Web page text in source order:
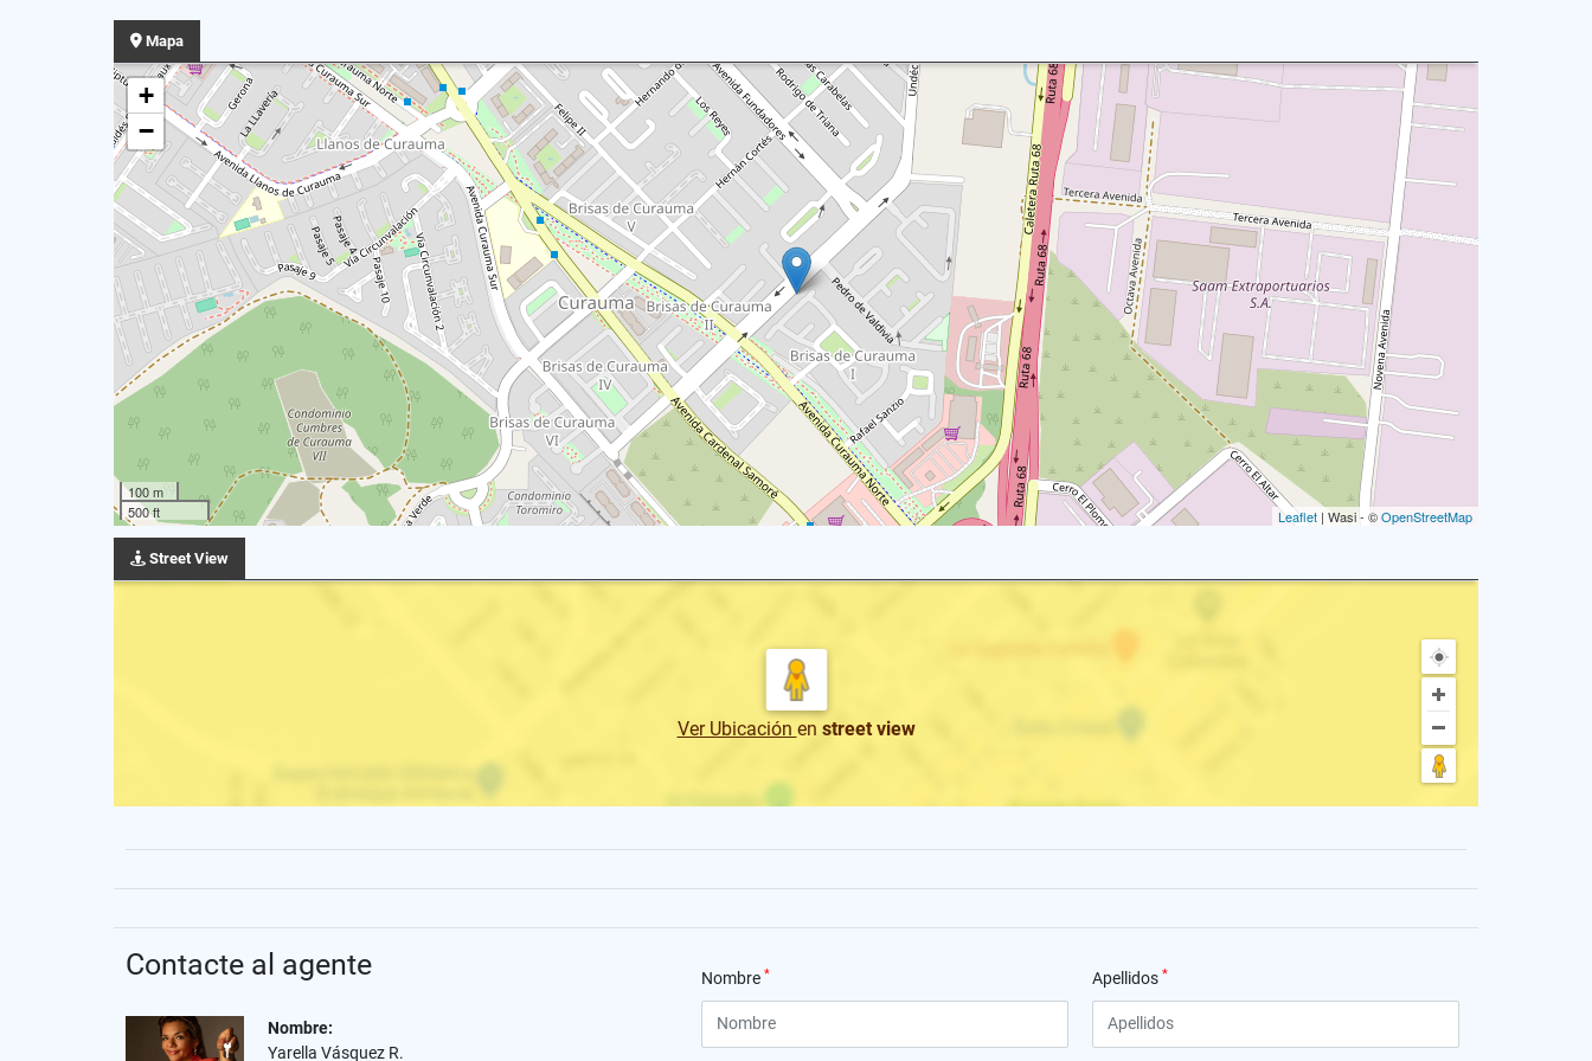
Mapa
+
−
100 m
500 ft
Leaflet | Wasi - ©OpenStreetMap
Street View
Ver Ubicación en street view
Contacte al agente
Nombre:
Yarella Vásquez R.
Nombre * Apellidos *